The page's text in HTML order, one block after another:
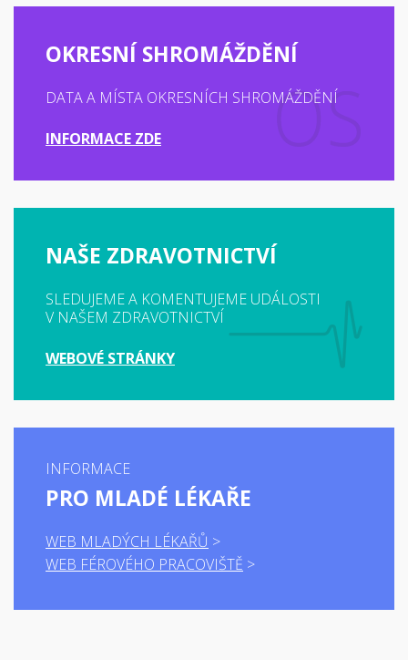
OKRESNÍ SHROMÁŽDĚNÍ
DATA A MÍSTA OKRESNÍCH SHROMÁŽDĚNÍ
INFORMACE ZDE
NAŠE ZDRAVOTNICTVÍ
SLEDUJEME A KOMENTUJEME UDÁLOSTI
V NAŠEM ZDRAVOTNICTVÍ
WEBOVÉ STRÁNKY
INFORMACE
PRO MLADÉ LÉKAŘE
WEB MLADÝCH LÉKAŘŮ
WEB FÉROVÉHO PRACOVIŠTĚ